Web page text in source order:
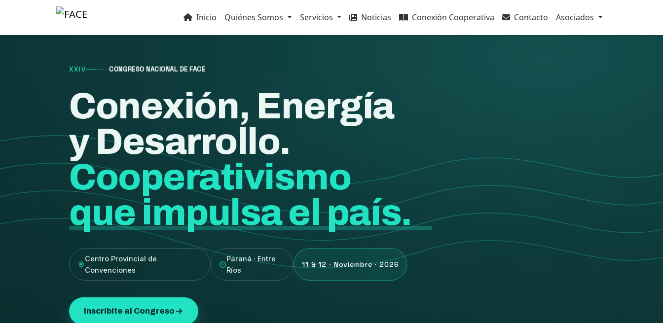
Inicio Quiénes Somos Servicios Noticias Conexión Cooperativa Contacto Asociados
XXIV CONGRESO NACIONAL DE FACE
Conexión, Energía
y Desarrollo.
Cooperativismo
que impulsa el país.
Centro Provincial de
Convenciones
Paraná · Entre
Ríos
11 & 12 · Noviembre · 2026
Inscribite al Congreso